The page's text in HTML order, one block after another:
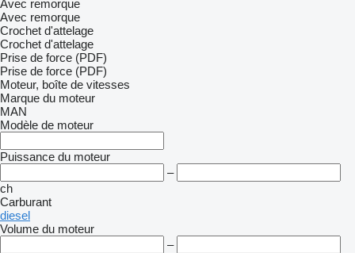
Avec remorque
Avec remorque
Crochet d'attelage
Crochet d'attelage
Prise de force (PDF)
Prise de force (PDF)
Moteur, boîte de vitesses
Marque du moteur
MAN
Modèle de moteur
Puissance du moteur
–
ch
Carburant
diesel
Volume du moteur
–